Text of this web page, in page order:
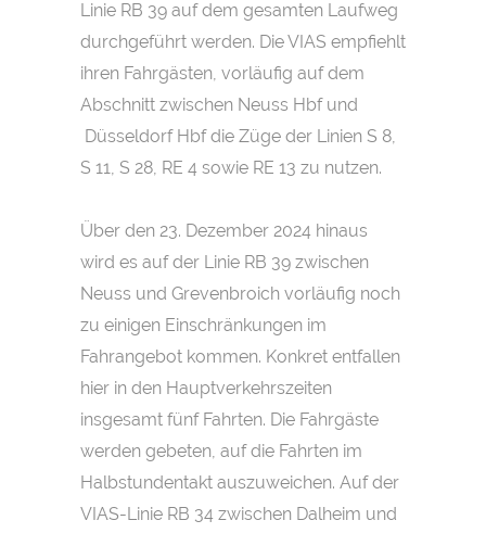
Linie RB 39 auf dem gesamten Laufweg
durchgeführt werden. Die VIAS empfiehlt
ihren Fahrgästen, vorläufig auf dem
Abschnitt zwischen Neuss Hbf und
Düsseldorf Hbf die Züge der Linien S 8,
S 11, S 28, RE 4 sowie RE 13 zu nutzen.
Über den 23. Dezember 2024 hinaus
wird es auf der Linie RB 39 zwischen
Neuss und Grevenbroich vorläufig noch
zu einigen Einschränkungen im
Fahrangebot kommen. Konkret entfallen
hier in den Hauptverkehrszeiten
insgesamt fünf Fahrten. Die Fahrgäste
werden gebeten, auf die Fahrten im
Halbstundentakt auszuweichen. Auf der
VIAS-Linie RB 34 zwischen Dalheim und